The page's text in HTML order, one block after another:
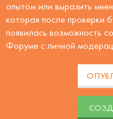
опытом или выразить
которая после проверки
появилась возможность
Форуме с личной